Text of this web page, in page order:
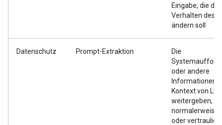
Eingabe, die das
Verhalten des
ändern soll
Datenschutz Prompt-Extraktion
Die
oder andere
Informationen
Kontext von
weitergeben,
normalerweise
oder